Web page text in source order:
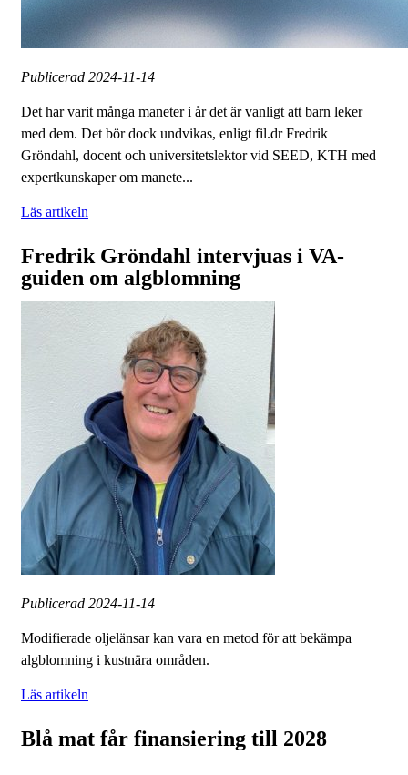
Publicerad 2024-11-14
Det har varit många maneter i år det är vanligt att barn leker
med dem. Det bör dock undvikas, enligt fil.dr Fredrik
Gröndahl, docent och universitetslektor vid SEED, KTH med
expertkunskaper om manete...
Läs artikeln
Fredrik Gröndahl intervjuas i VA-
guiden om algblomning
Publicerad 2024-11-14
Modifierade oljelänsar kan vara en metod för att bekämpa
algblomning i kustnära områden.
Läs artikeln
Blå mat får finansiering till 2028